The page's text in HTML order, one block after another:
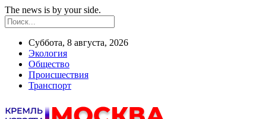
The news is by your side.
Суббота, 8 августа, 2026
Экология
Общество
Происшествия
Транспорт